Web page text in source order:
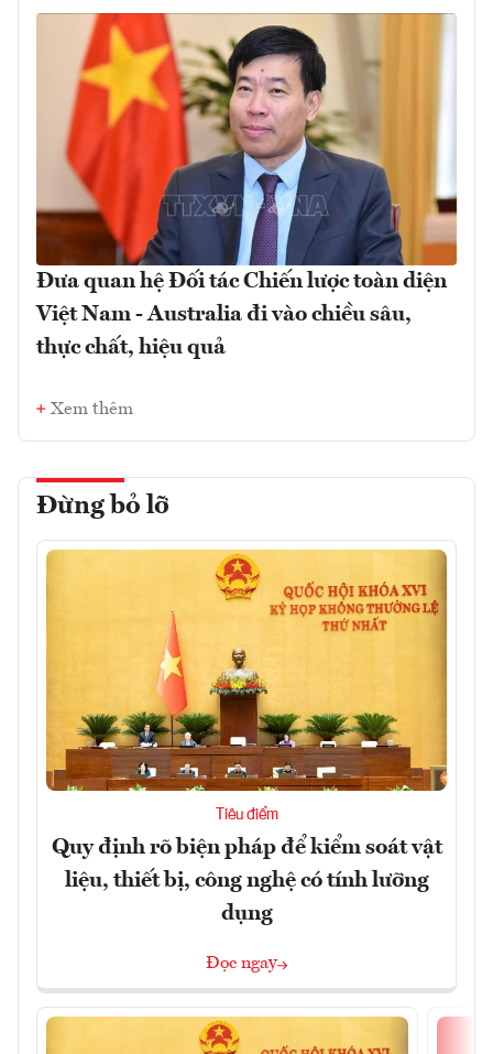
Đưa quan hệ Đối tác Chiến lược toàn diện
Việt Nam - Australia đi vào chiều sâu,
thực chất, hiệu quả
Xem thêm
Đừng bỏ lỡ
Tiêu điểm
Quy định rõ biện pháp để kiểm soát vật
liệu, thiết bị, công nghệ có tính lưỡng
dụng
Đọc ngay